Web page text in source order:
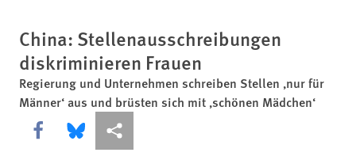
China: Stellenausschreibungen
diskriminieren Frauen
Regierung und Unternehmen schreiben Stellen ‚nur für
Männer‘ aus und brüsten sich mit ‚schönen Mädchen‘
Share this via Facebook
Share this via Bluesky
More sharing options